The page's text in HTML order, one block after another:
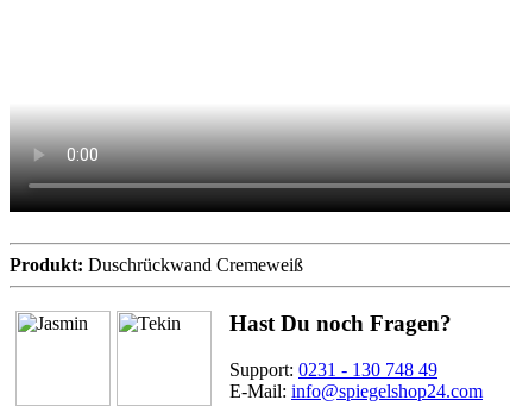
Produkt: Duschrückwand Cremeweiß​​​​​​​
Hast Du noch Fragen?
Support: 0231 - 130 748 49
E-Mail: info@spiegelshop24.com